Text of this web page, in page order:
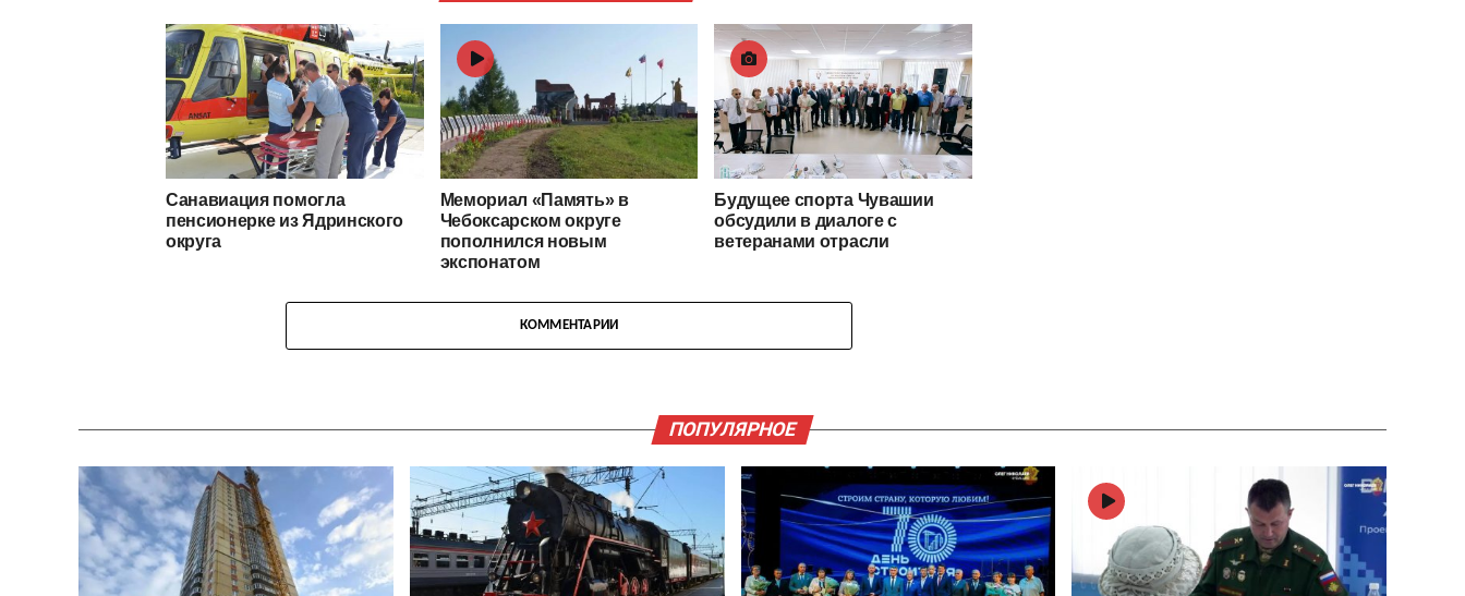
Санавиация помогла
пенсионерке из Ядринского
округа
Мемориал «Память» в
Чебоксарском округе
пополнился новым
экспонатом
Будущее спорта Чувашии
обсудили в диалоге с
ветеранами отрасли
КОММЕНТАРИИ
ПОПУЛЯРНОЕ